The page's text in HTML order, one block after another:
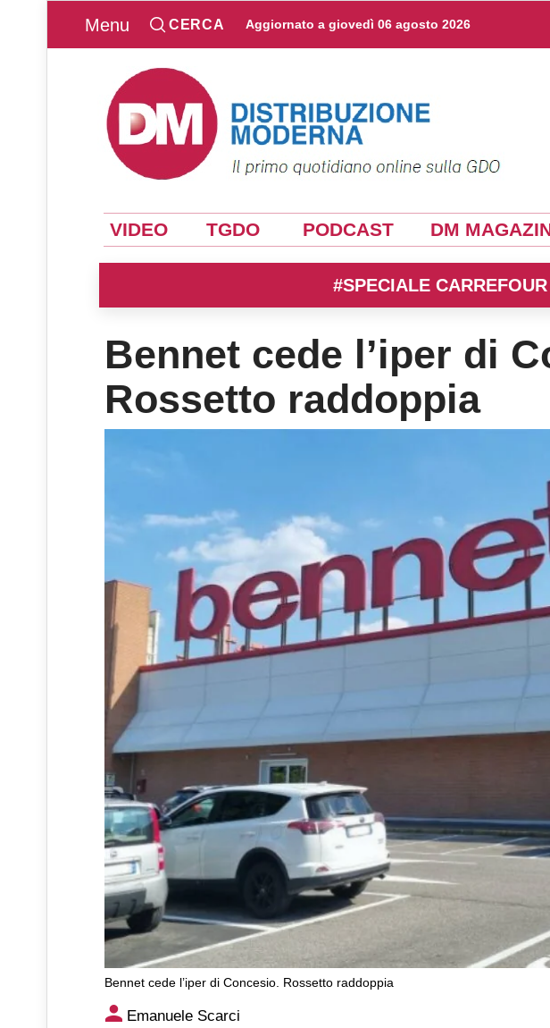
Menu CERCA Aggiornato a giovedì 06 agosto 2026
VIDEO TGDO PODCAST DM
#SPECIALE
Bennet cede l’iper di
Rossetto raddoppia
Bennet cede l’iper di Concesio. Rossetto raddoppia
Bennet cede l’iper di Concesio. Rossetto
Emanuele Scarci